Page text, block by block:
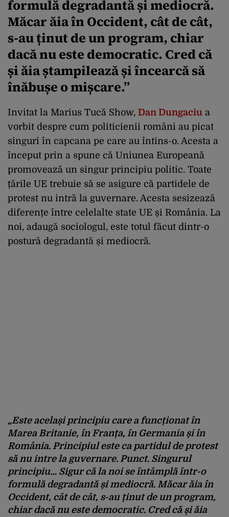
formulă degradantă și mediocră.
Măcar ăia în Occident, cât de cât,
s-au ținut de un program, chiar
dacă nu este democratic. Cred că
și ăia ștampilează și încearcă să
înăbușe o mișcare.”
Invitat la Marius Tucă Show, Dan Dungaciu a
vorbit despre cum politicienii români au picat
singuri în capcana pe care au întins-o. Acesta a
început prin a spune că Uniunea Europeană
promovează un singur principiu politic. Toate
țările UE trebuie să se asigure că partidele de
protest nu intră la guvernare. Acesta sesizează
diferențe între celelalte state UE și România. La
noi, adaugă sociologul, este totul făcut dintr-o
postură degradantă și mediocră.
„Este același principiu care a funcționat în
Marea Britanie, în Franța, în Germania și în
România. Principiul este ca partidul de protest
să nu intre la guvernare. Punct. Singurul
principiu… Sigur că la noi se întâmplă într-o
formulă degradantă și mediocră. Măcar ăia în
Occident, cât de cât, s-au ținut de un program,
chiar dacă nu este democratic. Cred că și ăia